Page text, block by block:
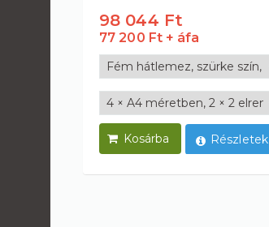
98 044 Ft
77 200 Ft
Részletek